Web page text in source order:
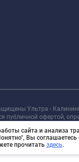
Ультра -
публичной офертой,
сайта и анализа
Вы
прочитать здесь.